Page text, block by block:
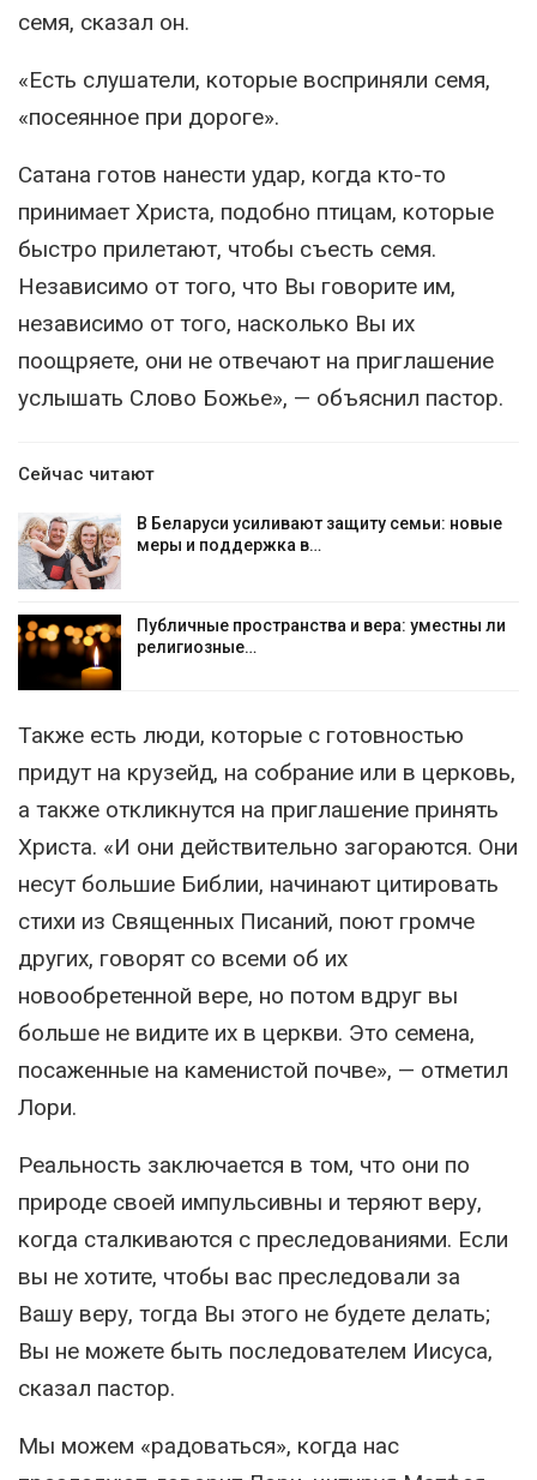
семя, сказал он.
«Есть слушатели, которые восприняли семя,
«посеянное при дороге».
Сатана готов нанести удар, когда кто-то
принимает Христа, подобно птицам, которые
быстро прилетают, чтобы съесть семя.
Независимо от того, что Вы говорите им,
независимо от того, насколько Вы их
поощряете, они не отвечают на приглашение
услышать Слово Божье», — объяснил пастор.
Сейчас читают
В Беларуси усиливают защиту семьи: новые
меры и поддержка в…
Публичные пространства и вера: уместны ли
религиозные…
Также есть люди, которые с готовностью
придут на крузейд, на собрание или в церковь,
а также откликнутся на приглашение принять
Христа. «И они действительно загораются. Они
несут большие Библии, начинают цитировать
стихи из Священных Писаний, поют громче
других, говорят со всеми об их
новообретенной вере, но потом вдруг вы
больше не видите их в церкви. Это семена,
посаженные на каменистой почве», — отметил
Лори.
Реальность заключается в том, что они по
природе своей импульсивны и теряют веру,
когда сталкиваются с преследованиями. Если
вы не хотите, чтобы вас преследовали за
Вашу веру, тогда Вы этого не будете делать;
Вы не можете быть последователем Иисуса,
сказал пастор.
Мы можем «радоваться», когда нас